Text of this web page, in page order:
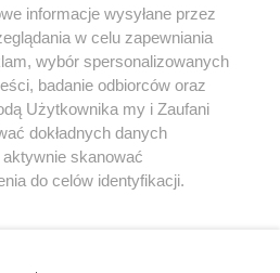
Instagram Youtube
informacje wysyłane przez
w celu zapewniania
wybór spersonalizowanych
badanie odbiorców oraz
Użytkownika my i Zaufani
dokładnych danych
skanować
do celów identyfikacji.